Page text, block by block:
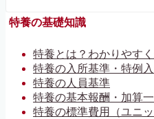
特養の基礎知識
特養とは？わかりやす
特養の入所基準・特例
特養の人員基準
特養の基本報酬・加算
特養の標準費用（ユニッ